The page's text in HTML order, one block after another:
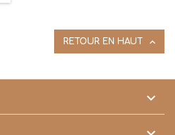
RETOUR EN HAUT 
